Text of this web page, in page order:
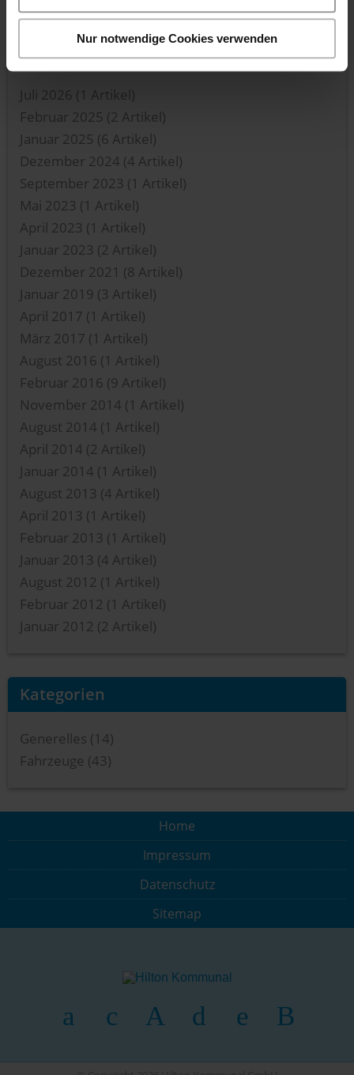
Nur notwendige Cookies verwenden
Juli 2026 (1 Artikel)
Februar 2025 (2 Artikel)
Januar 2025 (6 Artikel)
Dezember 2024 (4 Artikel)
September 2023 (1 Artikel)
Mai 2023 (1 Artikel)
April 2023 (1 Artikel)
Januar 2023 (2 Artikel)
Dezember 2021 (8 Artikel)
Januar 2019 (3 Artikel)
April 2017 (1 Artikel)
März 2017 (1 Artikel)
August 2016 (1 Artikel)
Februar 2016 (9 Artikel)
November 2014 (1 Artikel)
August 2014 (1 Artikel)
April 2014 (2 Artikel)
Januar 2014 (1 Artikel)
August 2013 (4 Artikel)
April 2013 (1 Artikel)
Februar 2013 (1 Artikel)
Januar 2013 (4 Artikel)
August 2012 (1 Artikel)
Februar 2012 (1 Artikel)
Januar 2012 (2 Artikel)
Kategorien
Generelles (14)
Fahrzeuge (43)
Home
Impressum
Datenschutz
Sitemap